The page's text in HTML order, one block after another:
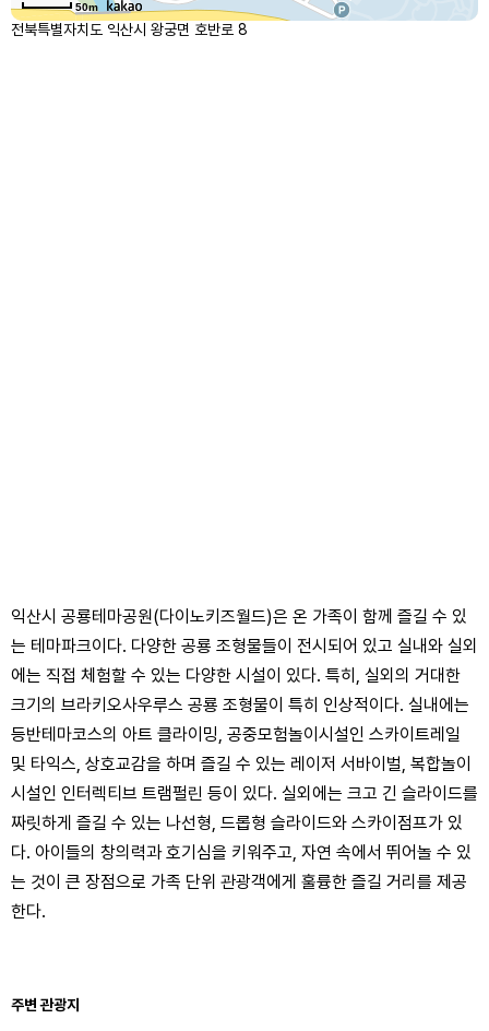
50m
전북특별자치도 익산시 왕궁면 호반로 8
익산시 공룡테마공원(다이노키즈월드)은 온 가족이 함께 즐길 수 있
는 테마파크이다. 다양한 공룡 조형물들이 전시되어 있고 실내와 실외
에는 직접 체험할 수 있는 다양한 시설이 있다. 특히, 실외의 거대한
크기의 브라키오사우루스 공룡 조형물이 특히 인상적이다. 실내에는
등반테마코스의 아트 클라이밍, 공중모험놀이시설인 스카이트레일
및 타익스, 상호교감을 하며 즐길 수 있는 레이저 서바이벌, 복합놀이
시설인 인터렉티브 트램펄린 등이 있다. 실외에는 크고 긴 슬라이드를
짜릿하게 즐길 수 있는 나선형, 드롭형 슬라이드와 스카이점프가 있
다. 아이들의 창의력과 호기심을 키워주고, 자연 속에서 뛰어놀 수 있
는 것이 큰 장점으로 가족 단위 관광객에게 훌륭한 즐길 거리를 제공
한다.
주변 관광지